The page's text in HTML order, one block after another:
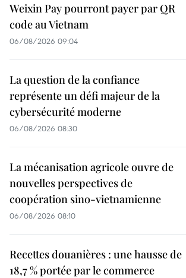
Weixin Pay pourront payer par QR
code au Vietnam
06/08/2026 09:04
La question de la confiance
représente un défi majeur de la
cybersécurité moderne
06/08/2026 08:30
La mécanisation agricole ouvre de
nouvelles perspectives de
coopération sino-vietnamienne
06/08/2026 08:10
Recettes douanières : une hausse de
18,7 % portée par le commerce